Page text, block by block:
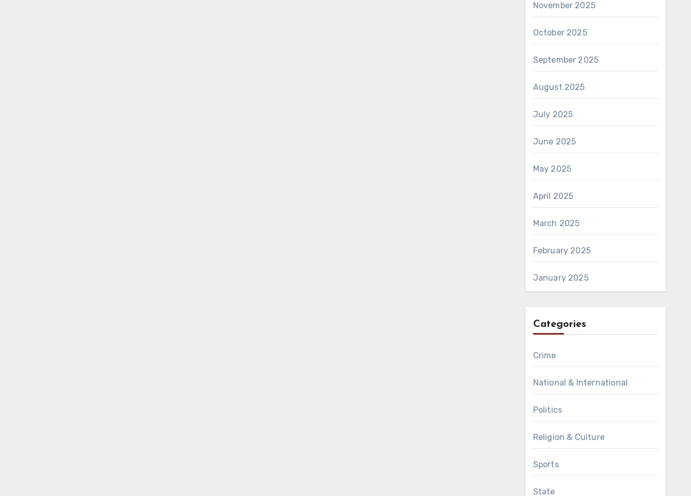
November 2025
October 2025
September 2025
August 2025
July 2025
June 2025
May 2025
April 2025
March 2025
February 2025
January 2025
Categories
Crime
National & International
Politics
Religion & Culture
Sports
State